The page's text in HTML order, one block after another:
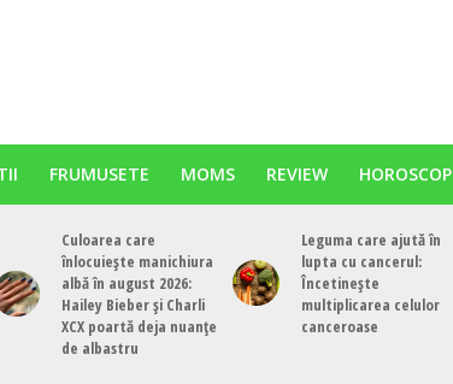
FRUMUSETE MOMS REVIEW HOROSCOP
Culoarea care
înlocuiește manichiura
albă în august 2026:
Hailey Bieber și Charli
XCX poartă deja nuanțe
de albastru
Leguma care ajută în
lupta cu cancerul:
Încetinește
multiplicarea celulor
canceroase